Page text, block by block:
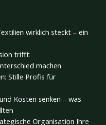
wirklich steckt – ein
trifft:
machen
Stille Profis für
Kosten senken – was
Organisation Ihre